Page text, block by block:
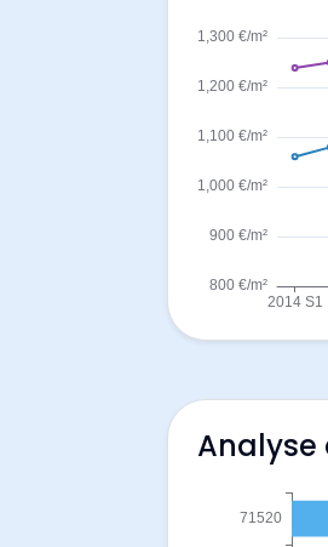
Analyse